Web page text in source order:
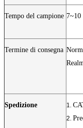
Tempo del campione
Termine di consegna
Spedizione 1.
2.